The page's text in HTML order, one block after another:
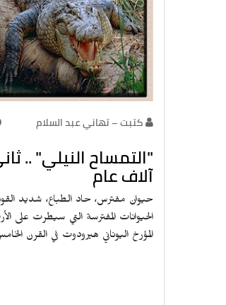
كتبت – تهاني عبد السلام
آلاف عام
الحيوانات المفترسة التي سيطرت على
المؤرخ اليوناني هيرودوت في القرن